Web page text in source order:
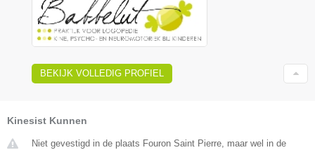
BEKIJK VOLLEDIG PROFIEL
Kinesist Kunnen
Niet gevestigd in de plaats Fouron Saint Pierre, maar wel in de